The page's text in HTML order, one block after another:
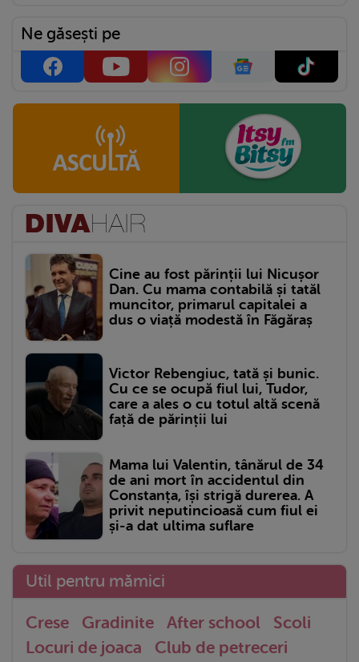
Ne găsești pe
Cine au fost părinții lui Nicușor
Dan. Cu mama contabilă și tatăl
muncitor, primarul capitalei a
dus o viață modestă în Făgăraș
Victor Rebengiuc, tată și bunic.
Cu ce se ocupă fiul lui, Tudor,
care a ales o cu totul altă scenă
față de părinții lui
Mama lui Valentin, tânărul de 34
de ani mort în accidentul din
Constanța, își strigă durerea. A
privit neputincioasă cum fiul ei
și-a dat ultima suflare
Util pentru mămici
Crese Gradinite After school
Scoli
Locuri de joaca
Club de petreceri